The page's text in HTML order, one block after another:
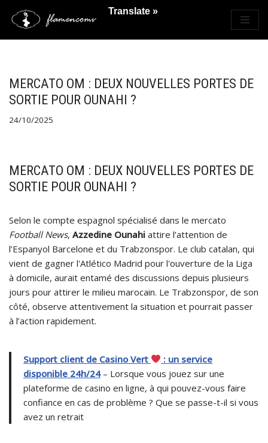
Saltar
MERCATO OM : DEUX NOUVELLES PORTES DE
SORTIE POUR OUNAHI ?
24/10/2025
MERCATO OM : DEUX NOUVELLES PORTES DE
SORTIE POUR OUNAHI ?
Selon le compte espagnol spécialisé dans le mercato
Football News, Azzedine Ounahi attire l’attention de
l’Espanyol Barcelone et du Trabzonspor. Le club catalan, qui
vient de gagner l'Atlético Madrid pour l'ouverture de la Liga
à domicile, aurait entamé des discussions depuis plusieurs
jours pour attirer le milieu marocain. Le Trabzonspor, de son
côté, observe attentivement la situation et pourrait passer
à l’action rapidement.
Support client de Casino Vert
: un service
disponible 24h/24– Lorsque vous jouez sur une
plateforme de casino en ligne, à qui pouvez-vous faire
confiance en cas de problème ? Que se passe-t-il si vous
avez un retrait
Translate »